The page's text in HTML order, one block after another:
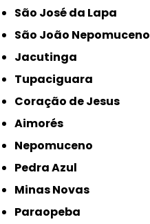
São José da Lapa
São João Nepomuceno
Jacutinga
Tupaciguara
Coração de Jesus
Aimorés
Nepomuceno
Pedra Azul
Minas Novas
Paraopeba